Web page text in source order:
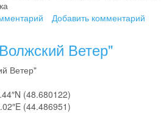
Добавить комментарий
Ветер"
Ветер"
(48.680122)
(44.486951)